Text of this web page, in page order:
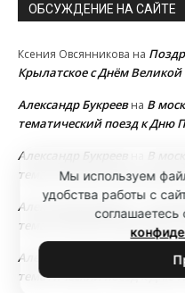
ОБСУЖДЕНИЕ НА САЙТЕ
Ксения Овсянникова на
Крылатское с Днём
Александр Букреевна В
тематический поезд к Дню
Александр Букреев
В
тематический поезд к Дню
Александр Букреев
В
тематический поезд к Дню
Александр Букреев
В
тематический поезд к Дню
Мы используем
удобства работы с
соглашаетесь